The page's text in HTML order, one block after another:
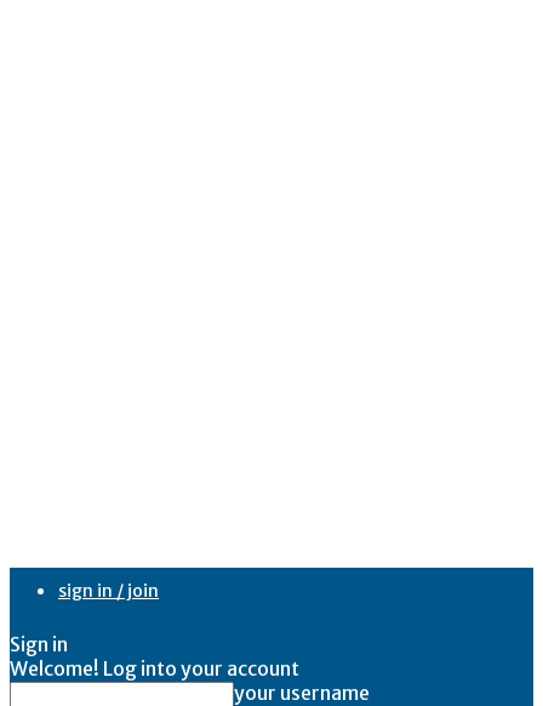
sign in / join
Sign in
Welcome! Log into your account
your username